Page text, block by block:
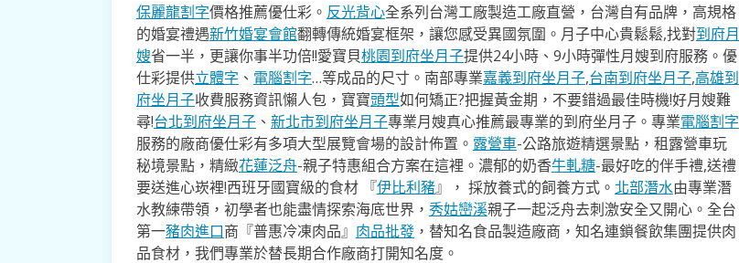
保麗龍割字價格推薦優仕彩。 反光背心全系列台灣工廠製造工廠直營，台灣自有品牌，高規格
的婚宴禮遇新竹婚宴會館翻轉傳統婚宴框架，讓您感受異國氛圍。月子中心貴鬆鬆,找對到府月
嫂省一半，更讓你事半功倍!!愛寶貝桃園到府坐月子提供24小時、9小時彈性月嫂到府服務。優
仕彩提供立體字 、 電腦割字…等成品的尺寸。南部專業嘉義到府坐月子,台南到府坐月子,高雄到
府坐月子收費服務資訊懶人包，寶寶頭型如何矯正?把握黃金期，不要錯過最佳時機!好月嫂難
尋!台北到府坐月子、 新北市到府坐月子專業月嫂真心推薦最專業的到府坐月子。專業電腦割字
服務的廠商優仕彩有多項大型展覽會場的設計佈置。 露營車-公路旅遊精選景點，租露營車玩
秘境景點，精緻花蓮泛舟-親子特惠組合方案在這裡。濃郁的奶香牛軋糖-最好吃的伴手禮,送禮
要送進心崁裡!西班牙國寶級的食材 『伊比利豬』， 採放養式的飼養方式。 北部潛水由專業潛
水教練帶領，初學者也能盡情探索海底世界， 秀姑巒溪親子一起泛舟去​刺激安全又開心。全台
第一豬肉進口商『普惠冷凍肉品』 肉品批發，替知名食品製造廠商，知名連鎖餐飲集團提供肉
品食材，我們專業於替長期合作廠商打開知名度。